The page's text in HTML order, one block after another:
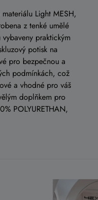
Light MESH,
z tenké umělé
praktickým
potisk na
pro bezpečnou a
podmínkách, což
a vhodné pro váš
doplňkem pro
POLYURETHAN,